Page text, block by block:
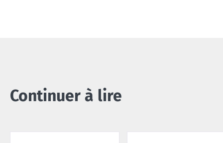
Continuer à lire